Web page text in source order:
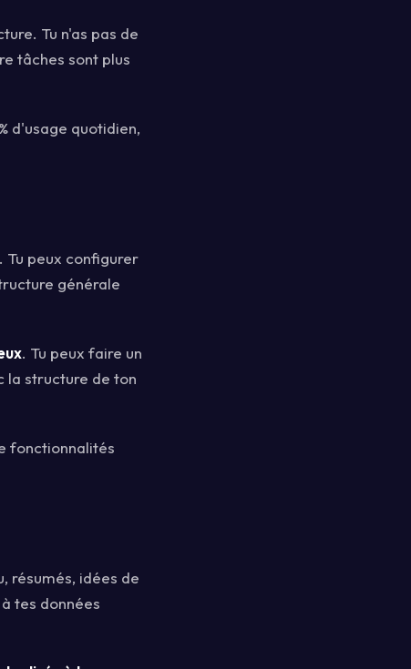
Tu n'as pas de
tâches sont plus
d'usage quotidien,
Tu peux configurer
générale
. Tu peux faire un
la structure de ton
fonctionnalités
résumés, idées de
tes données